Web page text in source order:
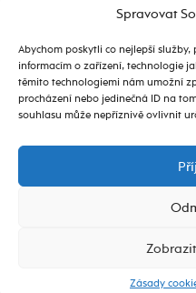
Spravovat
Abychom poskytli co nejlepší
informacím o zařízení, technologie
těmito technologiemi nám umožní
procházení nebo jedinečná ID na
souhlasu může nepříznivě ovlivnit
Zásady
Tady
design od